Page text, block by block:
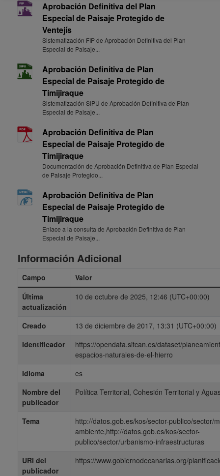
Aprobación Definitiva del Plan
Especial de Paisaje Protegido de
Ventejís
Sistematización FIP de Aprobación Definitiva del Plan
Especial de Paisaje...
Aprobación Definitiva de Plan
Especial de Paisaje Protegido de
Timijiraque
Sistematización SIPU de Aprobación Definitiva de Plan
Especial de Paisaje...
Aprobación Definitiva de Plan
Especial de Paisaje Protegido de
Timijiraque
Documentación de Aprobación Definitiva de Plan Especial
de Paisaje Protegido...
Aprobación Definitiva de Plan
Especial de Paisaje Protegido de
Timijiraque
Enlace a la consulta de Aprobación Definitiva de Plan
Especial de Paisaje...
Información Adicional
Campo
Valor
Última
actualización
10 de octubre de 2025, 12:46 (UTC+00:00)
Creado
13 de diciembre de 2017, 13:31 (UTC+00:00)
Identificador
https://opendata.sitcan.es/dataset/
espacios-naturales-de-el-hierro
Idioma
es
Nombre del
publicador
Política Territorial, Cohesión Territorial y
Tema
http://datos.gob.es/kos/sector-publico/sector/
ambiente,http://datos.gob.es/kos/sector-
publico/sector/urbanismo-infraestructuras
URI del
publicador
https://www.gobiernodecanarias.org/